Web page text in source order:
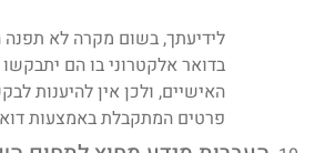
לידיעתך, בשום מקרה לא תפנה
בדואר אלקטרוני בו הם
האישיים, ולכן אין להיענות
פרטים המתקבלת באמצעות